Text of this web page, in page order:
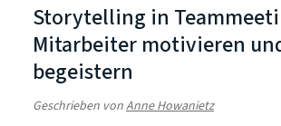
Storytelling in
Mitarbeiter motivieren
begeistern
Geschrieben vonAnne Howanietz